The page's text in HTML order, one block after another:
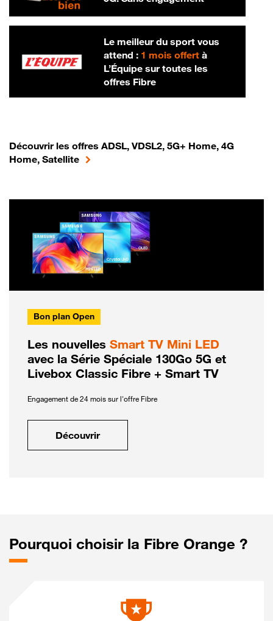
Le meilleur du sport vous
attend : 1 mois offertà
L’Équipe sur toutes les
offres Fibre
Découvrir les offres ADSL, VDSL2, 5G+ Home, 4G
Home, Satellite
Bon plan Open
Les nouvelles Smart TV Mini LED
avec la Série Spéciale 130Go 5G et
Livebox Classic Fibre + Smart TV
Engagement de 24 mois sur l'offre Fibre
Découvrir
Pourquoi choisir la Fibre Orange ?